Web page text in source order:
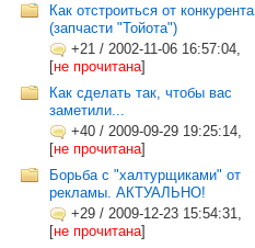
Как отстроиться от конкурента
(запчасти "Тойота")
+21 / 2002-11-06 16:57:04,
[не прочитана]
Как сделать так, чтобы вас
заметили...
+40 / 2009-09-29 19:25:14,
[не прочитана]
Борьба с "халтурщиками" от
рекламы. АКТУАЛЬНО!
+29 / 2009-12-23 15:54:31,
[не прочитана]